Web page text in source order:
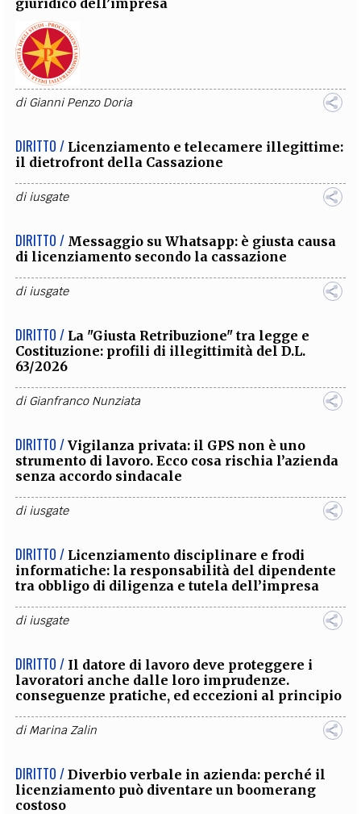
diGianni Penzo Doria
DIRITTO / Licenziamento e telecamere illegittime:
il dietrofront della Cassazione
diiusgate
DIRITTO / Messaggio su Whatsapp: è giusta causa
di licenziamento secondo la cassazione
diiusgate
DIRITTO / La "Giusta Retribuzione" tra legge e
Costituzione: profili di illegittimità del D.L.
63/2026
diGianfranco Nunziata
DIRITTO / Vigilanza privata: il GPS non è uno
strumento di lavoro. Ecco cosa rischia l’azienda
senza accordo sindacale
diiusgate
DIRITTO / Licenziamento disciplinare e frodi
informatiche: la responsabilità del dipendente
tra obbligo di diligenza e tutela dell’impresa
diiusgate
DIRITTO / Il datore di lavoro deve proteggere i
lavoratori anche dalle loro imprudenze.
conseguenze pratiche, ed eccezioni al principio
diMarina Zalin
DIRITTO / Diverbio verbale in azienda: perché il
licenziamento può diventare un boomerang
costoso